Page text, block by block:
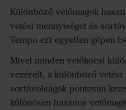
Különböző vetőmagok
vetési mennyiséget és
Tempo ezt egyetlen gépen
Mivel minden vetőkocsi
vezérelt, a különböző vetési
sortávolságok pontosan
különösen hasznos